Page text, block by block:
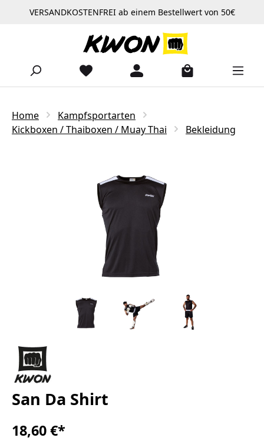
Zum Hauptinhalt springen
VERSANDKOSTENFREI ab einem Bestellwert von 50€
Home
Kampfsportarten
Kickboxen / Thaiboxen / Muay Thai
Bekleidung
San Da Shirt
18,60 €*